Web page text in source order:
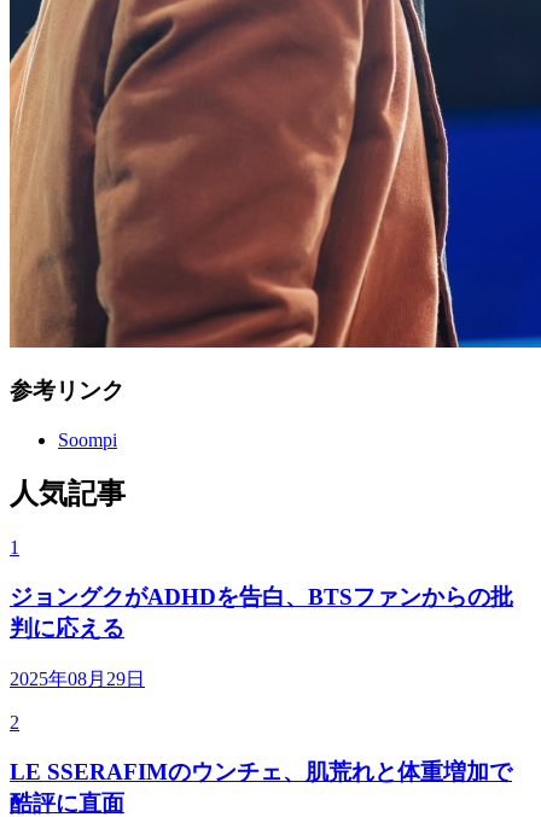
参考リンク
Soompi
人気記事
1
ジョングクがADHDを告白、BTSファンからの批
判に応える
2025年08月29日
2
LE SSERAFIMのウンチェ、肌荒れと体重増加で
酷評に直面